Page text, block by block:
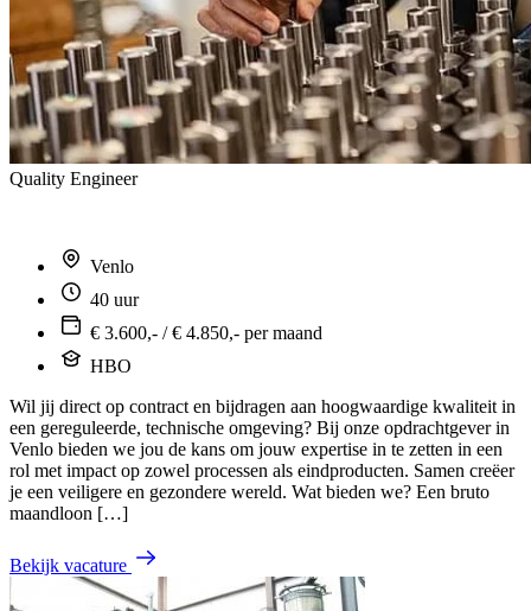
Quality Engineer
Venlo
40 uur
€ 3.600,- / € 4.850,- per maand
HBO
Wil jij direct op contract en bijdragen aan hoogwaardige kwaliteit in
een gereguleerde, technische omgeving? Bij onze opdrachtgever in
Venlo bieden we jou de kans om jouw expertise in te zetten in een
rol met impact op zowel processen als eindproducten. Samen creëer
je een veiligere en gezondere wereld. Wat bieden we? Een bruto
maandloon […]
Bekijk vacature